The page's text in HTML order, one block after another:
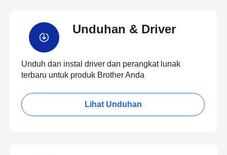
Unduhan & Driver
Unduh dan instal driver dan perangkat lunak
terbaru untuk produk Brother Anda
Lihat Unduhan